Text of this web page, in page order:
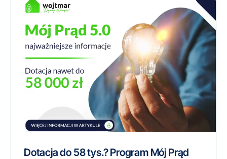
Dotacja do 58 tys.? Program Mój Prąd